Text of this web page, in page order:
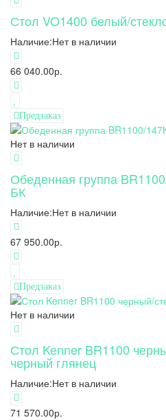
Стол VO1400 белый/
Наличие:Нет в наличии
66 040.00р.
Предзаказ
Нет в наличии
Обеденная группа
БК
Наличие:Нет в наличии
67 950.00р.
Предзаказ
Нет в наличии
Стол Kenner BR1100
черный глянец
Наличие:Нет в наличии
71 570.00р.